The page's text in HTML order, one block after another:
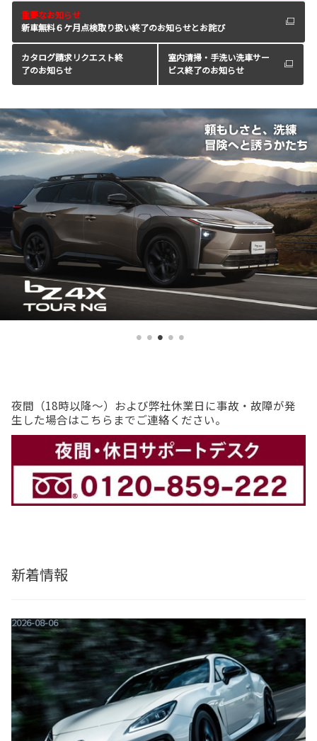
重要なお知らせ
新車無料６ケ月点検取り扱い終了のお知らせとお詫び
カタログ請求リクエスト終
了のお知らせ
室内清掃・手洗い洗車サー
ビス終了のお知らせ
夜間（18時以降〜）および弊社休業日に事故・故障が発
生した場合はこちらまでご連絡ください。
新着情報
2026-08-06